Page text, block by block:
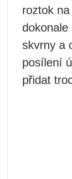
roztok
skvrny a
posílení
přidat